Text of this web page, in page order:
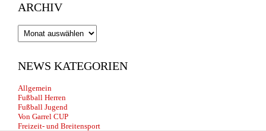
ARCHIV
Archiv
NEWS KATEGORIEN
Allgemein
Fußball Herren
Fußball Jugend
Von Garrel CUP
Freizeit- und Breitensport